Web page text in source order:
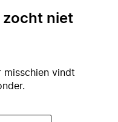
zocht niet
vindt